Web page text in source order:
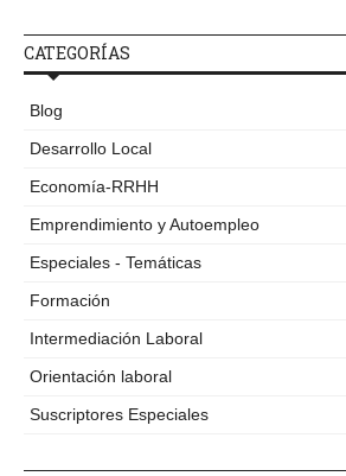
CATEGORÍAS
Blog
Desarrollo Local
Economía-RRHH
Emprendimiento y Autoempleo
Especiales - Temáticas
Formación
Intermediación Laboral
Orientación laboral
Suscriptores Especiales